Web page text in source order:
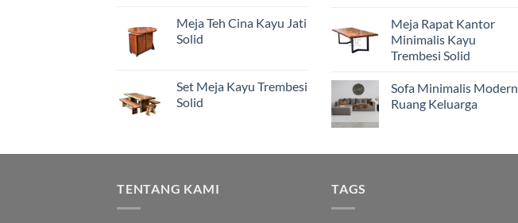
Meja Teh Cina Kayu Jati
Solid
Set Meja Kayu Trembesi
Solid
Meja Rapat Kantor
Minimalis Kayu
Trembesi Solid
Sofa Minimalis Modern
Ruang Keluarga
TENTANG KAMI TAGS